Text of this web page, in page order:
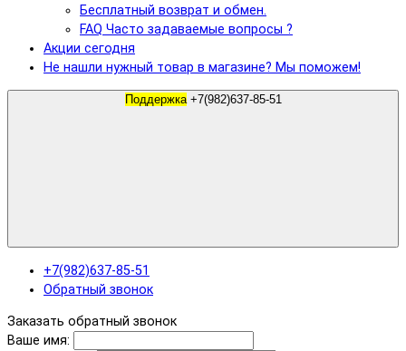
Бесплатный возврат и обмен.
FAQ Часто задаваемые вопросы ?
Акции сегодня
Не нашли нужный товар в магазине? Мы поможем!
Поддержка +7(982)637-85-51
+7(982)637-85-51
Обратный звонок
Заказать обратный звонок
Ваше имя: